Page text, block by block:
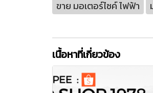
ขาย มอเตอร์ไซค์ ไฟฟ้า
เนื้อหาที่เกี่ยวข้อง